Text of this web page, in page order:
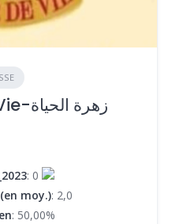
École Fleur de Vie-زهرة الحياة
: 0
moy.): 2,0
: 50,00%